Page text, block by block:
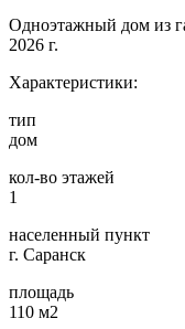
Одноэтажный дом из
2026 г.
Характеристики:
тип
дом
кол-во этажей
1
населенный пункт
г. Саранск
площадь
110 м2